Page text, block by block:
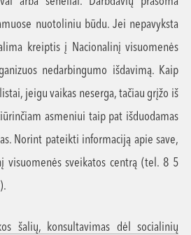
nuotoliniu būdu. Jei nepavyksta
kreiptis į Nacionalinį visuomenės
nedarbingumo išdavimą. Kaip
jeigu vaikas neserga, tačiau grįžo iš
asmeniui taip pat išduodamas
Norint pateikti informaciją apie save,
visuomenės sveikatos centrą (tel. 8 5
šalių, konsultavimas dėl socialinių